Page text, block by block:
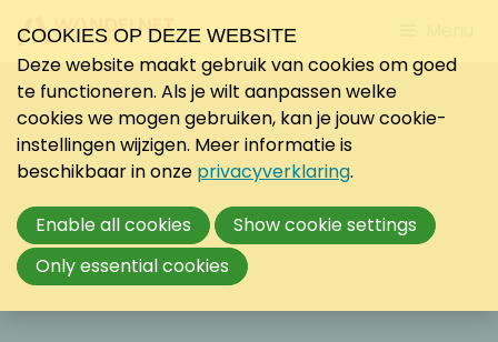
to
COOKIES OP DEZE WEBSITE
Deze website maakt gebruik van cookies om goed
te functioneren. Als je wilt aanpassen welke
cookies we mogen gebruiken, kan je jouw cookie-
instellingen wijzigen. Meer informatie is
beschikbaar in onze privacyverklaring.
Enable all cookies
Show cookie settings
Only essential cookies